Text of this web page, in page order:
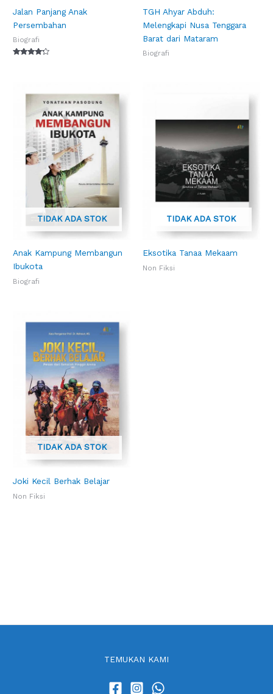
Jalan Panjang Anak
Persembahan
Biografi
TGH Ahyar Abduh:
Melengkapi Nusa Tenggara
Barat dari Mataram
Biografi
TIDAK ADA STOK
Anak Kampung Membangun
Ibukota
Biografi
TIDAK ADA STOK
Eksotika Tanaa Mekaam
Non Fiksi
TIDAK ADA STOK
Joki Kecil Berhak Belajar
Non Fiksi
TEMUKAN KAMI